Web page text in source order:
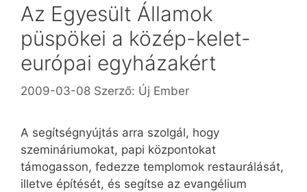
Az Egyesült Államok
püspökei a közép-kelet-
európai egyházakért
2009-03-08 Szerző: Új Ember
A segítségnyújtás arra szolgál, hogy
szemináriumokat, papi központokat
támogasson, fedezze templomok restaurálását,
illetve építését, és segítse az evangélium